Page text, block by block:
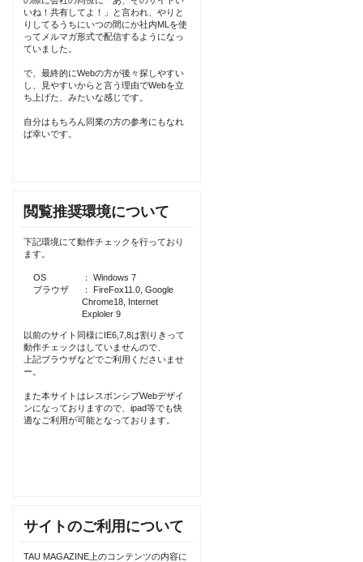
いね！共有してよ！」と言われ、やりと
りしてるうちにいつの間にか社内MLを使
ってメルマガ形式で配信するようになっ
ていました。
で、最終的にWebの方が後々探しやすい
し、見やすいからと言う理由でWebを立
ち上げた、みたいな感じです。
自分はもちろん同業の方の参考にもなれ
ば幸いです。
閲覧推奨環境について
下記環境にて動作チェックを行っており
ます。
OS
： Windows 7
ブラウザ
： FireFox11.0, Google
Chrome18, Internet
Exploler 9
以前のサイト同様にIE6,7,8は割りきって
動作チェックはしていませんので、
上記ブラウザなどでご利用くださいませ
ー。
また本サイトはレスポンシブWebデザイ
ンになっておりますので、ipad等でも快
適なご利用が可能となっております。
サイトのご利用について
TAU MAGAZINE上のコンテンツの内容に